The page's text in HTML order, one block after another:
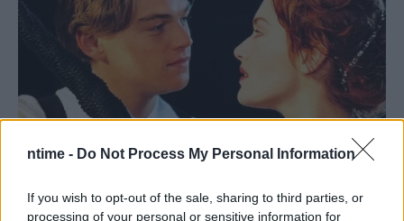
ntime - Do Not Process My Personal Information
If you wish to opt-out of the sale, sharing to third parties, or
processing of your personal or sensitive information for